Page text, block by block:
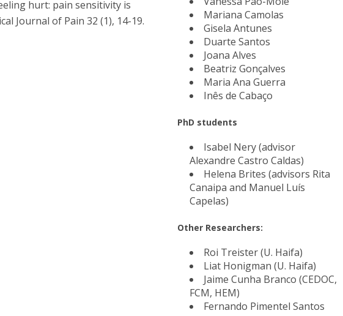
hurt: pain sensitivity is
Journal of Pain 32 (1), 14-19.
Mariana Camolas
Gisela Antunes
Duarte Santos
Joana Alves
Beatriz Gonçalves
Maria Ana Guerra
Inês de Cabaço
PhD students
Isabel Nery (advisor
Alexandre Castro Caldas)
Helena Brites (advisors Rita
Canaipa and Manuel Luís
Capelas)
Other Researchers:
Roi Treister (U. Haifa)
Liat Honigman (U. Haifa)
Jaime Cunha Branco (CEDOC,
FCM, HEM)
Fernando Pimentel Santos